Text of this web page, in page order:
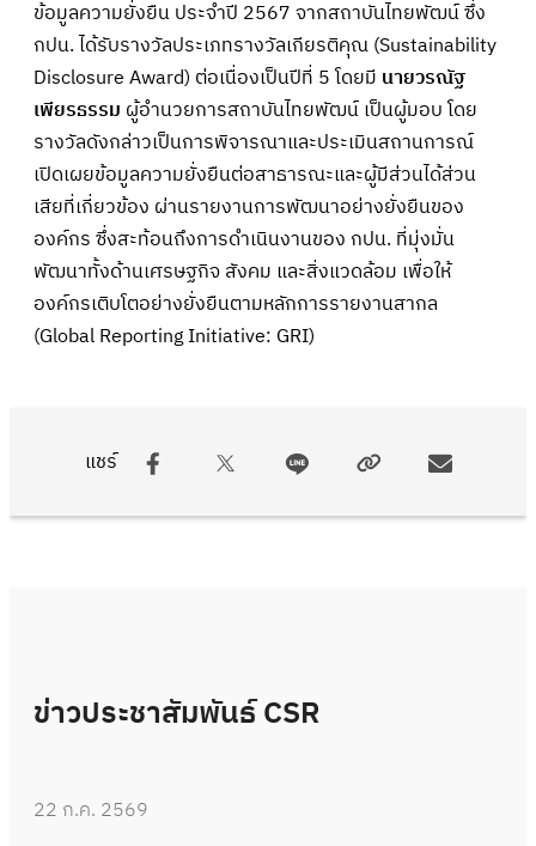
แชร์
ข้อมูลความยั่งยืน ประจำปี 2567 จากสถาบันไทยพัฒน์ ซึ่ง
กปน. ได้รับรางวัลประเภทรางวัลเกียรติคุณ (Sustainability
Disclosure Award) ต่อเนื่องเป็นปีที่ 5 โดยมี นายวรณัฐ
เพียรธรรม ผู้อำนวยการสถาบันไทยพัฒน์ เป็นผู้มอบ โดย
รางวัลดังกล่าวเป็นการพิจารณาและประเมินสถานการณ์
เปิดเผยข้อมูลความยั่งยืนต่อสาธารณะและผู้มีส่วนได้ส่วน
เสียที่เกี่ยวข้อง ผ่านรายงานการพัฒนาอย่างยั่งยืนของ
องค์กร ซึ่งสะท้อนถึงการดำเนินงานของ กปน. ที่มุ่งมั่น
พัฒนาทั้งด้านเศรษฐกิจ สังคม และสิ่งแวดล้อม เพื่อให้
องค์กรเติบโตอย่างยั่งยืนตามหลักการรายงานสากล
(Global Reporting Initiative: GRI)
ข่าวประชาสัมพันธ์ CSR
22 ก.ค. 2569